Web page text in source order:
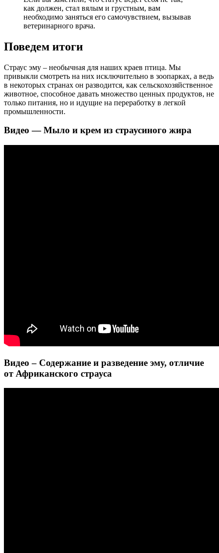
как должен, стал вялым и грустным, вам
необходимо заняться его самочувствием, вызывав
ветеринарного врача.
Поведем итоги
Страус эму – необычная для наших краев птица. Мы
привыкли смотреть на них исключительно в зоопарках, а ведь
в некоторых странах он разводится, как сельскохозяйственное
животное, способное давать множество ценных продуктов, не
только питания, но и идущие на переработку в легкой
промышленности.
Видео — Мыло и крем из страусиного жира
Видео – Содержание и разведение эму, отличие
от Африканского страуса